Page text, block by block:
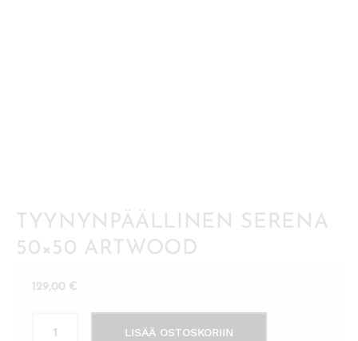
TYYNYNPÄÄLLINEN SERENA
50×50 ARTWOOD
129,00 €
LISÄÄ OSTOSKORIIN